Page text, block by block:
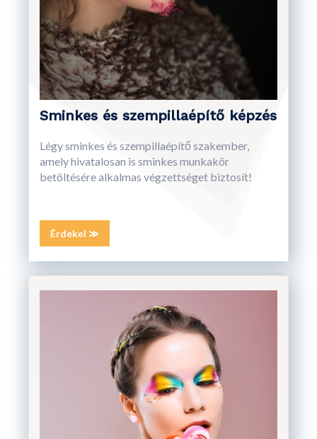
Sminkes és szempillaépítő képzés
Légy sminkes és szempillaépítő szakember,
amely hivatalosan is sminkes munkakör
betöltésére alkalmas végzettséget biztosít!
Érdekel ≫